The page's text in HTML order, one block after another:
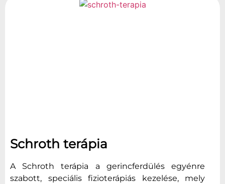
Schroth terápia
A Schroth terápia a gerincferdülés egyénre
szabott, speciális fizioterápiás kezelése, mely